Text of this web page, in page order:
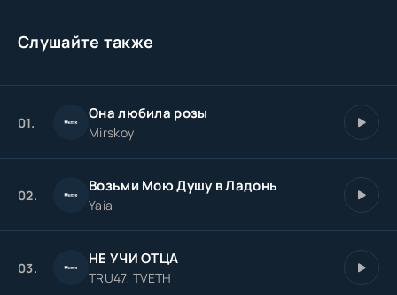
Слушайте также
01. Она любила розы
Mirskoy
02. Возьми Мою Душу в Ладонь
Yaia
03. НЕ УЧИ ОТЦА
TRU47, TVETH